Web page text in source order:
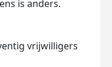
is anders.
vrijwilligers